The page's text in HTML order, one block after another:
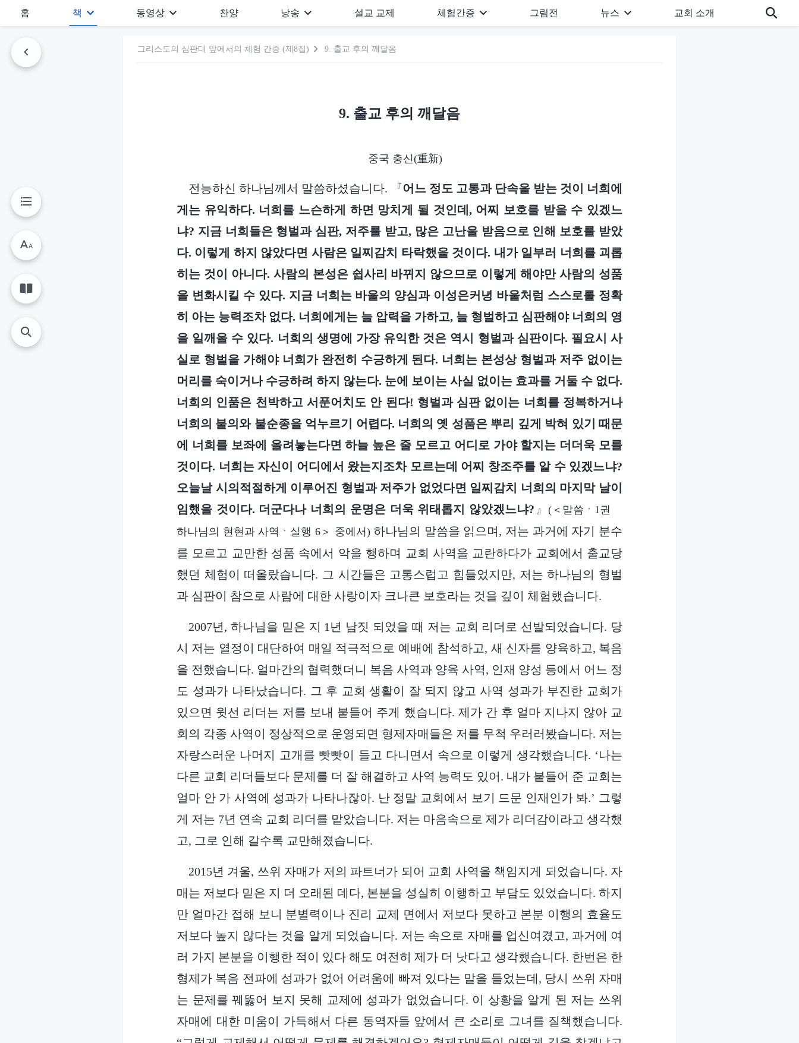
홈 책 동영상 찬양 낭송 설교 교제 체험간증 그림전 뉴스 교회 소개
그리스도의 심판대 앞에서의 체험 간증 (제8집) 9. 출교 후의 깨달음
9. 출교 후의 깨달음
중국 충신(重新)
전능하신 하나님께서 말씀하셨습니다. 『어느 정도 고통과 단속을 받는 것이 너희에
게는 유익하다. 너희를 느슨하게 하면 망치게 될 것인데, 어찌 보호를 받을 수 있겠느
냐? 지금 너희들은 형벌과 심판, 저주를 받고, 많은 고난을 받음으로 인해 보호를 받았
다. 이렇게 하지 않았다면 사람은 일찌감치 타락했을 것이다. 내가 일부러 너희를 괴롭
히는 것이 아니다. 사람의 본성은 쉽사리 바뀌지 않으므로 이렇게 해야만 사람의 성품
을 변화시킬 수 있다. 지금 너희는 바울의 양심과 이성은커녕 바울처럼 스스로를 정확
히 아는 능력조차 없다. 너희에게는 늘 압력을 가하고, 늘 형벌하고 심판해야 너희의 영
을 일깨울 수 있다. 너희의 생명에 가장 유익한 것은 역시 형벌과 심판이다. 필요시 사
실로 형벌을 가해야 너희가 완전히 수긍하게 된다. 너희는 본성상 형벌과 저주 없이는
머리를 숙이거나 수긍하려 하지 않는다. 눈에 보이는 사실 없이는 효과를 거둘 수 없다.
너희의 인품은 천박하고 서푼어치도 안 된다! 형벌과 심판 없이는 너희를 정복하거나
너희의 불의와 불순종을 억누르기 어렵다. 너희의 옛 성품은 뿌리 깊게 박혀 있기 때문
에 너희를 보좌에 올려놓는다면 하늘 높은 줄 모르고 어디로 가야 할지는 더더욱 모를
것이다. 너희는 자신이 어디에서 왔는지조차 모르는데 어찌 창조주를 알 수 있겠느냐?
오늘날 시의적절하게 이루어진 형벌과 저주가 없었다면 일찌감치 너희의 마지막 날이
임했을 것이다. 더군다나 너희의 운명은 더욱 위태롭지 않았겠느냐? 』(＜말씀ㆍ1권
하나님의 현현과 사역ㆍ실행 6＞ 중에서)하나님의 말씀을 읽으며, 저는 과거에 자기 분수
를 모르고 교만한 성품 속에서 악을 행하며 교회 사역을 교란하다가 교회에서 출교당
했던 체험이 떠올랐습니다. 그 시간들은 고통스럽고 힘들었지만, 저는 하나님의 형벌
과 심판이 참으로 사람에 대한 사랑이자 크나큰 보호라는 것을 깊이 체험했습니다.
2007년, 하나님을 믿은 지 1년 남짓 되었을 때 저는 교회 리더로 선발되었습니다. 당
시 저는 열정이 대단하여 매일 적극적으로 예배에 참석하고, 새 신자를 양육하고, 복음
을 전했습니다. 얼마간의 협력했더니 복음 사역과 양육 사역, 인재 양성 등에서 어느 정
도 성과가 나타났습니다. 그 후 교회 생활이 잘 되지 않고 사역 성과가 부진한 교회가
있으면 윗선 리더는 저를 보내 붙들어 주게 했습니다. 제가 간 후 얼마 지나지 않아 교
회의 각종 사역이 정상적으로 운영되면 형제자매들은 저를 무척 우러러봤습니다. 저는
자랑스러운 나머지 고개를 빳빳이 들고 다니면서 속으로 이렇게 생각했습니다. ‘나는
다른 교회 리더들보다 문제를 더 잘 해결하고 사역 능력도 있어. 내가 붙들어 준 교회는
얼마 안 가 사역에 성과가 나타나잖아. 난 정말 교회에서 보기 드문 인재인가 봐.’ 그렇
게 저는 7년 연속 교회 리더를 맡았습니다. 저는 마음속으로 제가 리더감이라고 생각했
고, 그로 인해 갈수록 교만해졌습니다.
2015년 겨울, 쓰위 자매가 저의 파트너가 되어 교회 사역을 책임지게 되었습니다. 자
매는 저보다 믿은 지 더 오래된 데다, 본분을 성실히 이행하고 부담도 있었습니다. 하지
만 얼마간 접해 보니 분별력이나 진리 교제 면에서 저보다 못하고 본분 이행의 효율도
저보다 높지 않다는 것을 알게 되었습니다. 저는 속으로 자매를 업신여겼고, 과거에 여
러 가지 본분을 이행한 적이 있다 해도 여전히 제가 더 낫다고 생각했습니다. 한번은 한
형제가 복음 전파에 성과가 없어 어려움에 빠져 있다는 말을 들었는데, 당시 쓰위 자매
는 문제를 꿰뚫어 보지 못해 교제에 성과가 없었습니다. 이 상황을 알게 된 저는 쓰위
자매에 대한 미움이 가득해서 다른 동역자들 앞에서 큰 소리로 그녀를 질책했습니다.